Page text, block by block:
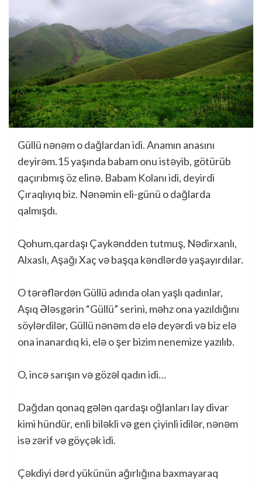
Güllü nənəm o dağlardan idi. Anamın anasını
deyirəm.15 yaşında babam onu istəyib, götürüb
qaçırıbmış öz elinə. Babam Kolanı idi, deyirdi
Çıraqlıyıq biz. Nənəmin eli-günü o dağlarda
qalmışdı.
Qohum,qardaşı Çaykəndden tutmuş, Nədirxanlı,
Alxaslı, Aşağı Xaç və başqa kəndlərdə yaşayırdılar.
O tərəflərdən Güllü adında olan yaşlı qadınlar,
Aşıq Ələsgərin “Güllü” serini, məhz ona yazıldığını
söylərdilər, Güllü nənəm də elə deyərdi və biz elə
ona inanardıq ki, elə o şer bizim nenemize yazılıb.
O, incə sarışın və gözəl qadın idi…
Dağdan qonaq gələn qardaşı oğlanları lay divar
kimi hündür, enli biləkli və gen çiyinli idilər, nənəm
isə zərif və göyçək idi.
Çəkdiyi dərd yükünün ağırlığına baxmayaraq